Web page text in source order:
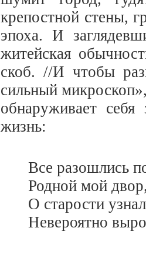
крепостной стены,
эпоха. И
житейская
скоб. //И чтобы
сильный
обнаруживает
жизнь:
Все разошлись
Родной мой
О старости
Невероятно